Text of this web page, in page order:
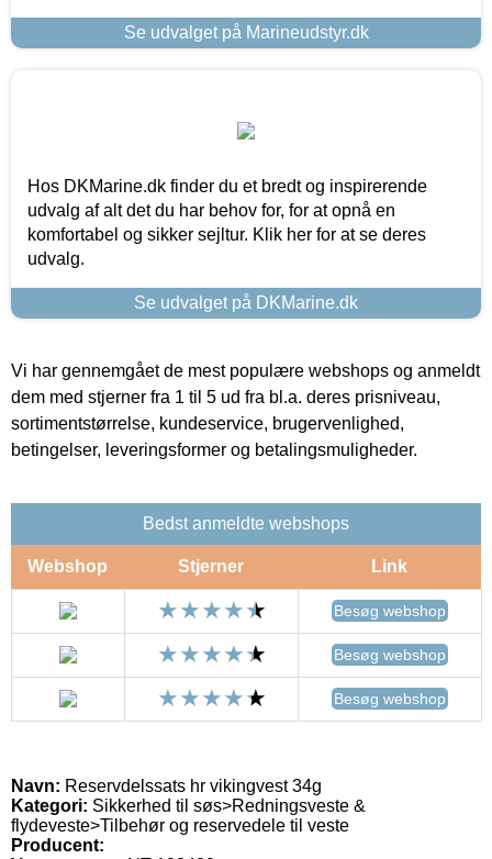
Se udvalget på Marineudstyr.dk
Hos DKMarine.dk finder du et bredt og inspirerende
udvalg af alt det du har behov for, for at opnå en
komfortabel og sikker sejltur. Klik her for at se deres
udvalg.
Se udvalget på DKMarine.dk
Vi har gennemgået de mest populære webshops og anmeldt
dem med stjerner fra 1 til 5 ud fra bl.a. deres prisniveau,
sortimentstørrelse, kundeservice, brugervenlighed,
betingelser, leveringsformer og betalingsmuligheder.
Bedst anmeldte webshops
Webshop Stjerner Link
Besøg webshop
Besøg webshop
Besøg webshop
Navn: Reservdelssats hr vikingvest 34g
Kategori: Sikkerhed til søs>Redningsveste &
flydeveste>Tilbehør og reservedele til veste
Producent: